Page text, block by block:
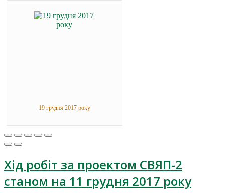
19 грудня 2017 року
Хід робіт за проектом СВЯП-2
станом на 11 грудня 2017 року